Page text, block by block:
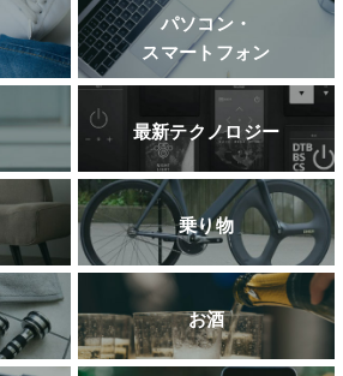
パソコン・
スマートフォン
最新テクノロジー
乗り物
お酒